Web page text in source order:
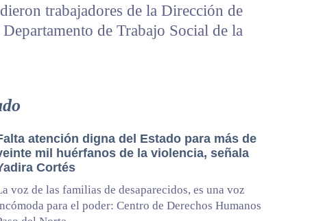
trabajadores de la Dirección de
de Trabajo Social de la
atención digna del Estado para más de
mil huérfanos de la violencia, señala
Cortés
voz de las familias de desaparecidos, es una voz
para el poder: Centro de Derechos Humanos